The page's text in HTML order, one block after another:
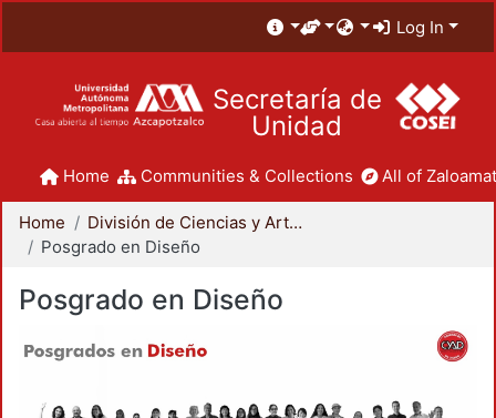
Log In
Secretaría de
Unidad
Home Communities & Collections All of
Home
División de Ciencias y Artes para el Diseño
Posgrado en Diseño
Posgrado en Diseño